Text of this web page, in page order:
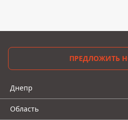
ПРЕДЛОЖИТЬ
Днепр
Область